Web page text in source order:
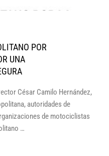
POR
UNA
César Camilo Hernández,
autoridades de
de motociclistas
…